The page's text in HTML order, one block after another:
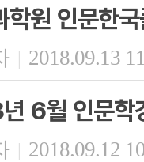
학원 인문한
| 2018.09.13
6월 인문학
| 2018.09.12